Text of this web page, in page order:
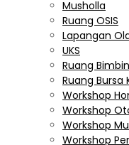
Musholla
Ruang OSIS
Lapangan
UKS
Ruang
Ruang Bursa
Workshop
Workshop
Workshop
Workshop